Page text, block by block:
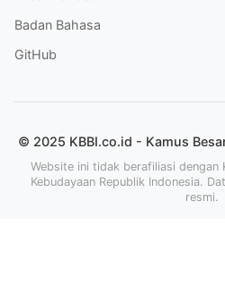
Badan Bahasa
GitHub
© 2025 KBBI.co.id - Kamus
Website ini tidak berafiliasi dengan
Kebudayaan Republik Indonesia.
resmi.